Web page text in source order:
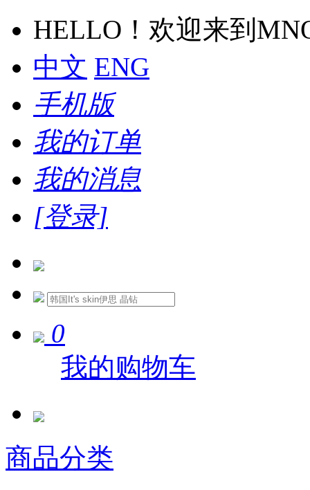
HELLO！欢迎来到
中文 ENG
手机版
我的订单
我的消息
[登录]
0
我的购物车
商品分类